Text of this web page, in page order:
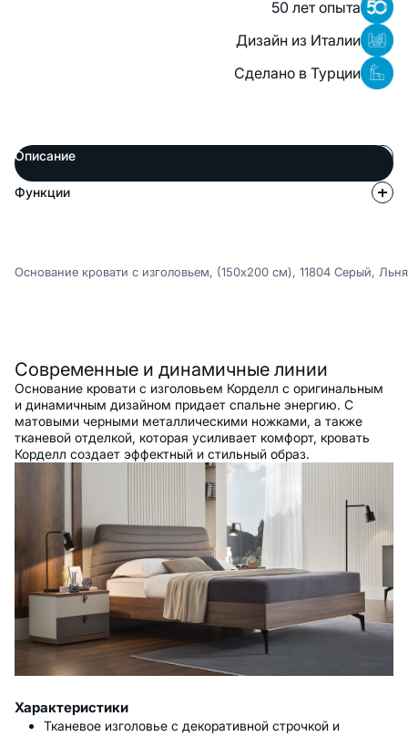
50 лет опыта
Дизайн из Италии
Сделано в Турции
Описание
Функции
Основание кровати с изголовьем, (150x200 см), 11804 Серый,
Современные и динамичные линии
Основание кровати с изголовьем Корделл с оригинальным
и динамичным дизайном придает спальне энергию. С
матовыми черными металлическими ножками, а также
тканевой отделкой, которая усиливает комфорт, кровать
Корделл создает эффектный и стильный образ.
Характеристики
Тканевое изголовье с декоративной строчкой и